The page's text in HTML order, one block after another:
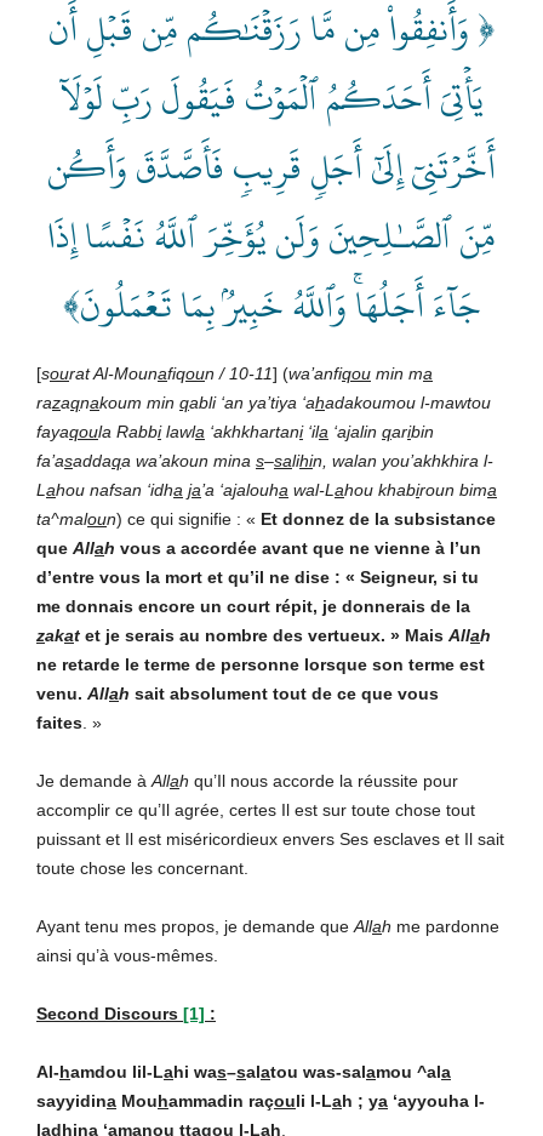
﴿ وَأَنفِقُواْ مِن مَّا رَزَقۡنَٰكُم مِّن قَبۡلِ أَن
يَأۡتِيَ أَحَدَكُمُ ٱلۡمَوۡتُ فَيَقُولَ رَبِّ لَوۡلَآ
أَخَّرۡتَنِيٓ إِلَىٰٓ أَجَلٖ قَرِيبٖ فَأَصَّدَّقَ وَأَكُن
مِّنَ ٱلصَّـٰلِحِينَ وَلَن يُؤَخِّرَ ٱللَّهُ نَفۡسًا إِذَا
جَآءَ أَجَلُهَاۚ وَٱللَّهُ خَبِيرُۢ بِمَا تَعۡمَلُونَ﴾
[sourat Al-Mounafiqoun / 10-11] (wa’anfiqou min ma
razaqnakoum min qabli ‘an ya’tiya ‘ahadakoumou l-mawtou
fayaqoula Rabbilawla ‘akhkhartani‘ila ‘ajalin qaribin
fa’asaddaqa wa’akoun mina s–salihin, walan you’akhkhira l-
L ahou nafsan ‘idha ja’a ‘ajalouha wal-L ahou khabiroun bima
ta^maloun) ce qui signifie : « Et donnez de la subsistance
que Allah vous a accordée avant que ne vienne à l’un
d’entre vous la mort et qu’il ne dise : « Seigneur, si tu
me donnais encore un court répit, je donnerais de la
zakat et je serais au nombre des vertueux. » Mais Allah
ne retarde le terme de personne lorsque son terme est
venu. Allah sait absolument tout de ce que vous
faites . »
Je demande à Allah qu’Il nous accorde la réussite pour
accomplir ce qu’Il agrée, certes Il est sur toute chose tout
puissant et Il est miséricordieux envers Ses esclaves et Il sait
toute chose les concernant.
Ayant tenu mes propos, je demande que Allah me pardonne
ainsi qu’à vous-mêmes.
Second Discours [1] :
Al-hamdou lil-Lahi was–salatou was-salamou ^ala
sayyidina Mouhammadin raçouli l-Lah ; ya ‘ayyouha l-
ladhina ‘amanou ttaqou l-Lah